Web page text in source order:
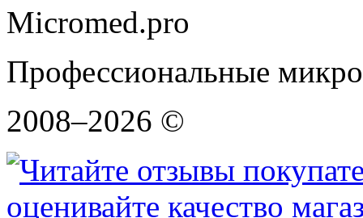
Micromed.pro
Профессиональные
2008–2026 ©